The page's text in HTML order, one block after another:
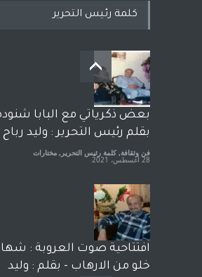
معاناة زلزال سوريّة تفضح:
زيف ديمقراطية الغرب! قلم :
رشاد أبو شاورآراء حرة ..
آراء حرة 18 فبراير، 2023
كلمة رئيس التحرير
بعض ذكرياتي مع البابا
بقلم رئيس التحرير : وليد رباح
فن وثقافة, كلمة رئيس التحرير , مختارات
28 أغسطس، 2021
افتتاحية صوت العروبة :
خلو من الارهاب - بقلم : وليد